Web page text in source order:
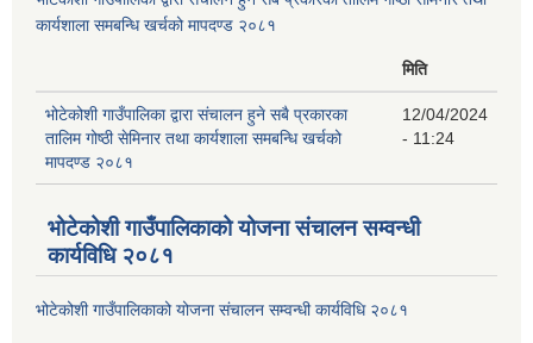
कार्यशाला समबन्धि खर्चको मापदण्ड २०८१
मिति
भोटेकोशी गाउँपालिका द्वारा संचालन हुने सबै प्रकारका
तालिम गोष्ठी सेमिनार तथा कार्यशाला समबन्धि खर्चको
मापदण्ड २०८१
12/04/2024
- 11:24
भोटेकोशी गाउँपालिकाको योजना संचालन सम्वन्धी
कार्यविधि २०८१
भोटेकोशी गाउँपालिकाको योजना संचालन सम्वन्धी कार्यविधि २०८१